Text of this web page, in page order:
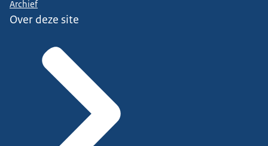
Archief
Over deze site